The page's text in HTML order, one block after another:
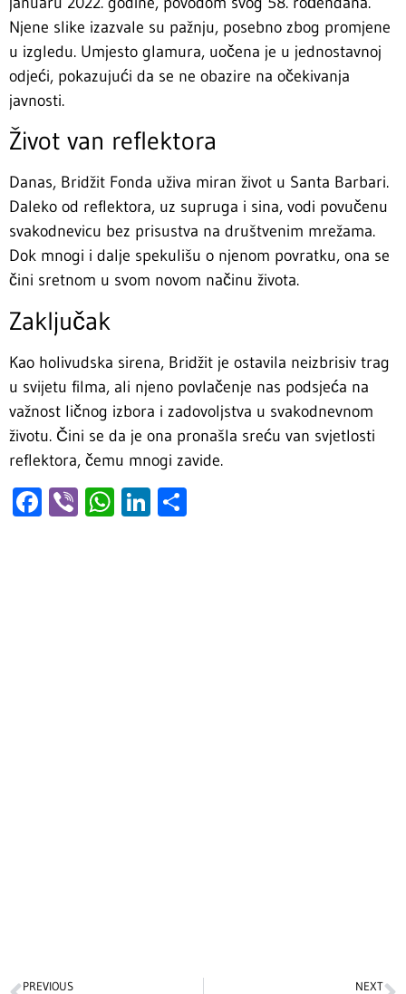
Njene slike izazvale su pažnju, posebno zbog promjene
u izgledu. Umjesto glamura, uočena je u jednostavnoj
odjeći, pokazujući da se ne obazire na očekivanja
javnosti.
Život van reflektora
Danas, Bridžit Fonda uživa miran život u Santa Barbari.
Daleko od reflektora, uz supruga i sina, vodi povučenu
svakodnevicu bez prisustva na društvenim mrežama.
Dok mnogi i dalje spekulišu o njenom povratku, ona se
čini sretnom u svom novom načinu života.
Zaključak
Kao holivudska sirena, Bridžit je ostavila neizbrisiv trag
u svijetu filma, ali njeno povlačenje nas podsjeća na
važnost ličnog izbora i zadovoljstva u svakodnevnom
životu. Čini se da je ona pronašla sreću van svjetlosti
reflektora, čemu mnogi zavide.
Facebook
ViberWhatsApp
LinkedIn
PREVIOUS NEXT